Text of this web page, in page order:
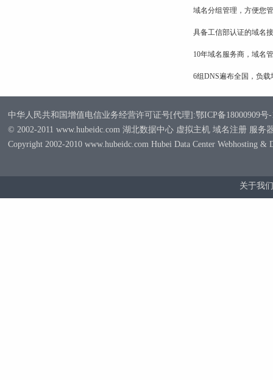
域名分组管理，方便您
具备工信部认证的域名
10年域名服务商，域名
6组DNS遍布全国，负
中华人民共和国增值电信业务经营许可证号[代理]:鄂ICP备18000909号-
© 2002-2011 www.hubeidc.com 湖北数据中心 虚拟主机 域名注册 服务
Copyright 2002-2010 www.hubeidc.com Hubei Data Center Webhosting &
关于我们